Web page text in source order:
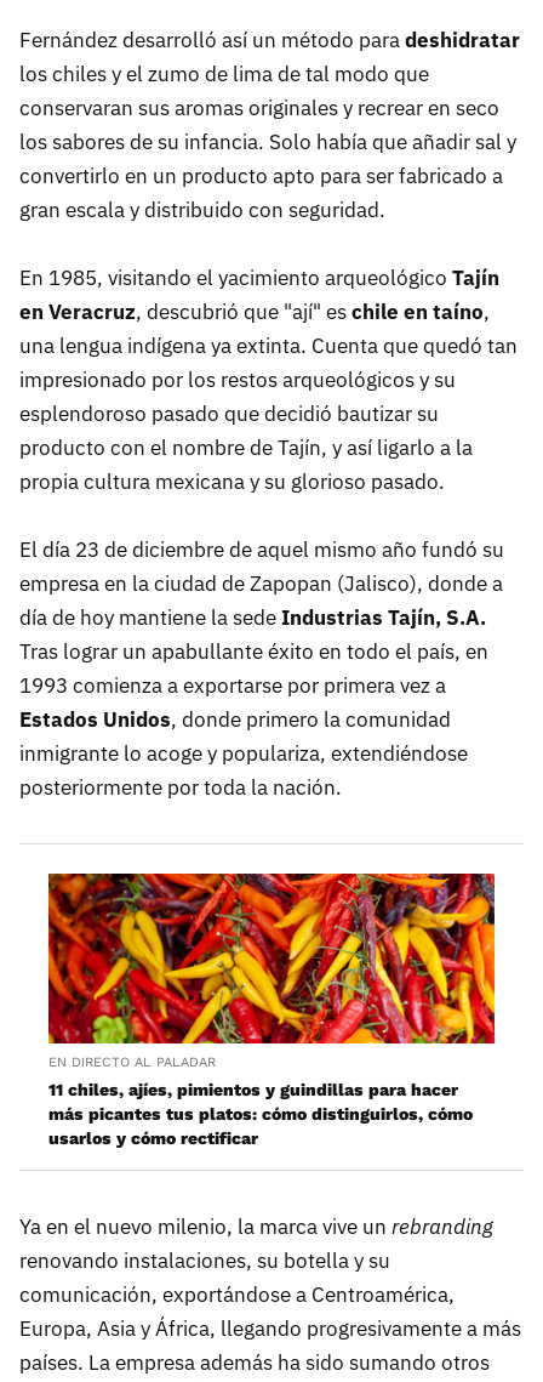
Fernández desarrolló así un método paradeshidratar
los chiles y el zumo de lima de tal modo que
conservaran sus aromas originales y recrear en seco
los sabores de su infancia. Solo había que añadir sal y
convertirlo en un producto apto para ser fabricado a
gran escala y distribuido con seguridad.
En 1985, visitando el yacimiento arqueológico Tajín
en Veracruz, descubrió que "ají" eschile en taíno,
una lengua indígena ya extinta. Cuenta que quedó tan
impresionado por los restos arqueológicos y su
esplendoroso pasado que decidió bautizar su
producto con el nombre de Tajín, y así ligarlo a la
propia cultura mexicana y su glorioso pasado.
El día 23 de diciembre de aquel mismo año fundó su
empresa en la ciudad de Zapopan (Jalisco), donde a
día de hoy mantiene la sedeIndustrias Tajín, S.A.
Tras lograr un apabullante éxito en todo el país, en
1993 comienza a exportarse por primera vez a
Estados Unidos, donde primero la comunidad
inmigrante lo acoge y populariza, extendiéndose
posteriormente por toda la nación.
EN DIRECTO AL PALADAR
11 chiles, ajíes, pimientos y guindillas para hacer
más picantes tus platos: cómo distinguirlos, cómo
usarlos y cómo rectificar
Ya en el nuevo milenio, la marca vive un rebranding
renovando instalaciones, su botella y su
comunicación, exportándose a Centroamérica,
Europa, Asia y África, llegando progresivamente a más
países. La empresa además ha sido sumando otros